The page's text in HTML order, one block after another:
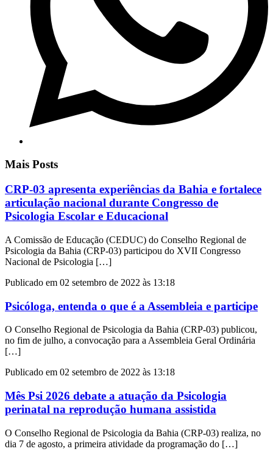
Mais Posts
CRP-03 apresenta experiências da Bahia e fortalece
articulação nacional durante Congresso de
Psicologia Escolar e Educacional
A Comissão de Educação (CEDUC) do Conselho Regional de
Psicologia da Bahia (CRP-03) participou do XVII Congresso
Nacional de Psicologia […]
Publicado em 02 setembro de 2022 às 13:18
Psicóloga, entenda o que é a Assembleia e participe
O Conselho Regional de Psicologia da Bahia (CRP-03) publicou,
no fim de julho, a convocação para a Assembleia Geral Ordinária
[…]
Publicado em 02 setembro de 2022 às 13:18
Mês Psi 2026 debate a atuação da Psicologia
perinatal na reprodução humana assistida
O Conselho Regional de Psicologia da Bahia (CRP-03) realiza, no
dia 7 de agosto, a primeira atividade da programação do […]